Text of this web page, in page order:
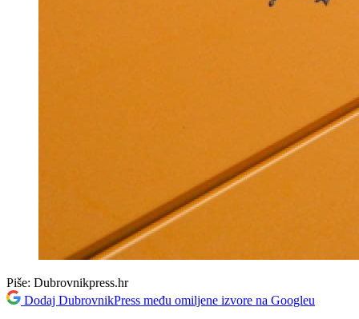
Piše: Dubrovnikpress.hr
Dodaj DubrovnikPress među omiljene izvore na Googleu